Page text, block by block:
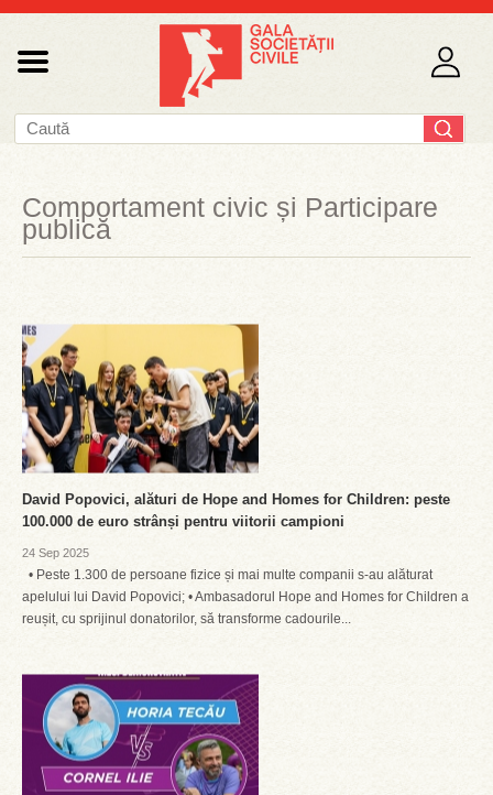
Comportament civic și Participare
publică
David Popovici, alături de Hope and Homes for Children: peste
100.000 de euro strânși pentru viitorii campioni
24 Sep 2025
• Peste 1.300 de persoane fizice și mai multe companii s-au alăturat
apelului lui David Popovici; • Ambasadorul Hope and Homes for Children a
reușit, cu sprijinul donatorilor, să transforme cadourile...